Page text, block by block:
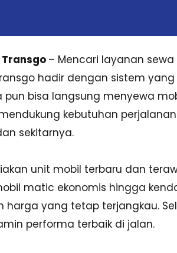
– Mencari layanan
hadir dengan sistem
pun bisa langsung menyewa
kebutuhan
sekitarnya.
unit mobil terbaru dan
matic ekonomis hingga
harga yang tetap terjangkau.
performa terbaik di jalan.